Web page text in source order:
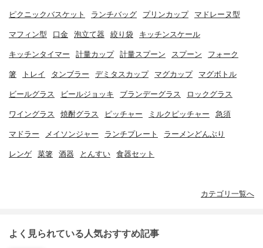
ピクニックバスケット ランチバッグ プリンカップ マドレーヌ型
マフィン型 口金 泡立て器 絞り袋 キッチンスケール
キッチンタイマー 計量カップ 計量スプーン スプーン フォーク
箸 トレイ タンブラー デミタスカップ マグカップ マグボトル
ビールグラス ビールジョッキ ブランデーグラス ロックグラス
ワイングラス 焼酎グラス ピッチャー ミルクピッチャー 急須
マドラー メイソンジャー ランチプレート ラーメンどんぶり
レンゲ 菜箸 酒器 とんすい 食器セット
カテゴリ一覧へ
よく見られている人気おすすめ記事